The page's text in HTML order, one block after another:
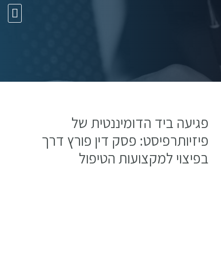
פגיעה ביד הדומיננטית של
פיזיותרפיסט: פסק דין פורץ דרך
בפיצוי למקצועות הטיפול